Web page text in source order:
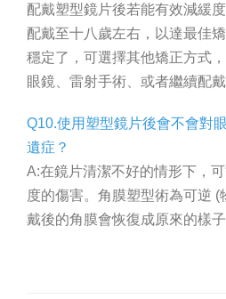
配戴塑型鏡片後若能有效減緩
配戴至十八歲左右，以達最佳
穩定了，可選擇其他矯正方式
眼鏡、雷射手術、或者繼續配戴
Q10.使用塑型鏡片後會不會對
遺症？
A:在鏡片清潔不好的情形下，
度的傷害。角膜塑型術為可逆 (
戴後的角膜會恢復成原來的樣子